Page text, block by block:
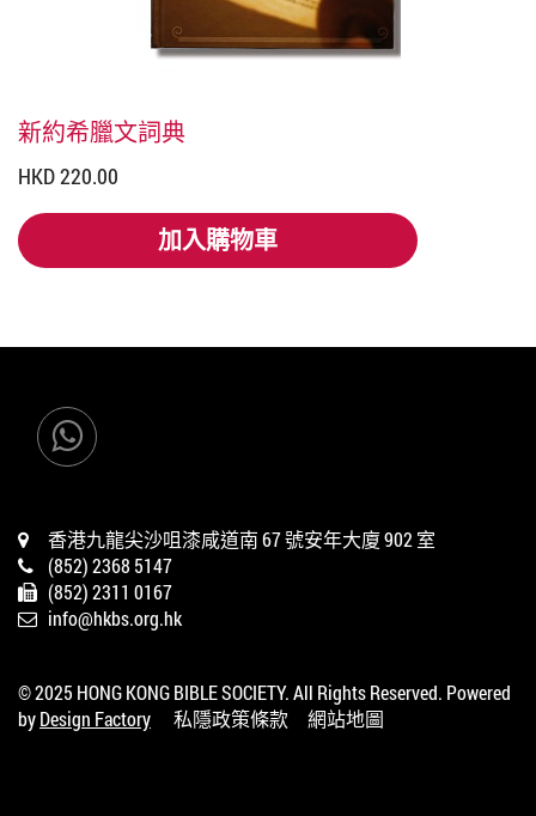
新約希臘文詞典
HKD 220.00
加入購物車
加入購物車
香港九龍尖沙咀漆咸道南 67 號安年大廈 902 室
(852) 2368 5147
(852) 2311 0167
info@hkbs.org.hk
© 2025 HONG KONG BIBLE SOCIETY. All Rights Reserved. Powered
byDesign Factory 私隱政策條款 網站地圖